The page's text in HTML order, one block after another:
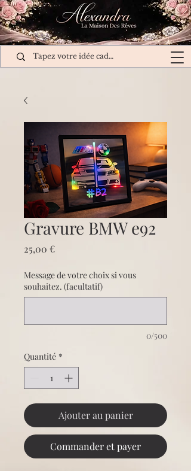
Gravure BMW e92
25,00 €Prix
Message de votre choix si vous
souhaitez. (facultatif)
0/500
Quantité *
Ajouter au panier
Commander et payer